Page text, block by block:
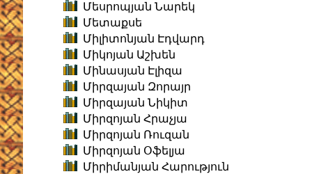
Մեսրոպյան Նարեկ
Մետաքսե
Միլիտոնյան Էդվարդ
Միկոյան Աշխեն
Մինասյան Էլիզա
Միրզայան Զորայր
Միրզայան Նիկիտ
Միրզոյան Հրաչյա
Միրզոյան Ռուզան
Միրզոյան Օֆելյա
Միրիմանյան Հարություն